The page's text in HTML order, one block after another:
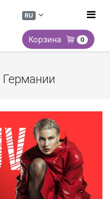
RU
Корзина 0